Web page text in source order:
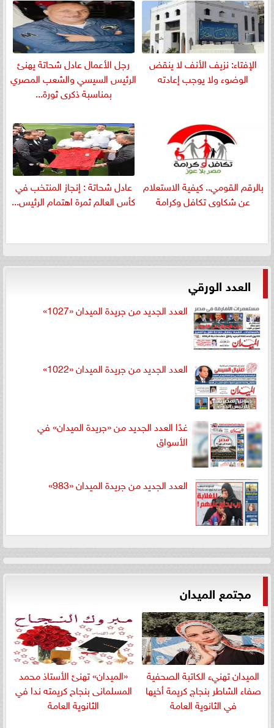
الإفتاء: نزيف الأنف لا ينقض
الوضوء ولا يوجب إعادته
رجل الأعمال عادل شحاتة يهنئ
الرئيس السيسي والشعب المصري
بمناسبة ذكرى ثورة...
بالرقم القومي.. كيفية الاستعلام
عن شكاوى تكافل وكرامة
عادل شحاتة : إنجاز المنتخب في
كأس العالم ثمرة اهتمام الرئيس...
العدد الورقي
العدد الجديد من جريدة الميدان «1027»
العدد الجديد من جريدة الميدان «1022»
غدًا العدد الجديد من «جريدة الميدان» في
الأسواق
العدد الجديد من جريدة الميدان «983»
مجتمع الميدان
الميدان تهنيء الكاتبة الصحفية
صفاء الشاطر بنجاج كريمة أخيها
في الثانوية العامة
«الميدان» تهنئ الأستاذ محمد
المسلمانى بنجاح كريمته ندا في
الثانوية العامة